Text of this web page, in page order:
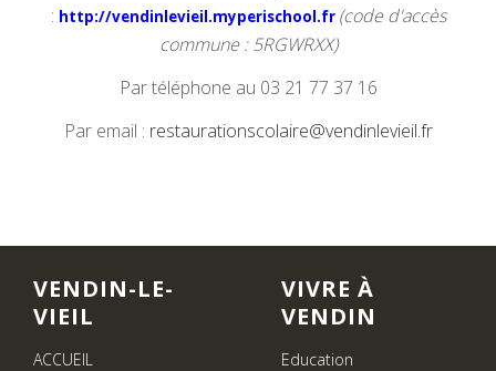
: http://vendinlevieil.myperischool.fr (code d'accès
commune : 5RGWRXX)
Par téléphone au 03 21 77 37 16
Par email : restaurationscolaire@vendinlevieil.fr
VENDIN-LE-
VIEIL
ACCUEIL
VIVRE À
VENDIN
Education